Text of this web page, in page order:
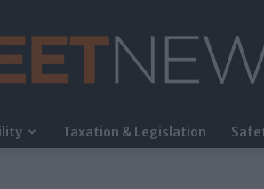
FleetNews
Taxation & Legislation